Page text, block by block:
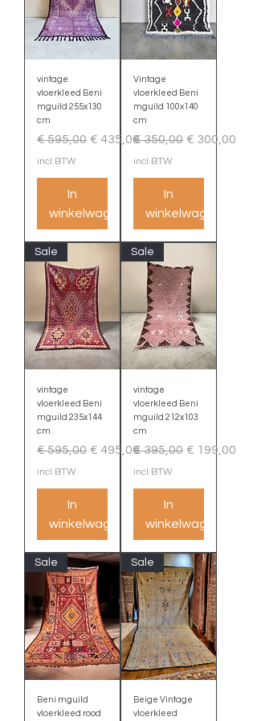
vintage
vloerkleed Beni
mguild 255x130
cm
Normale prijs
€ 595,00 Verkoopprijs
€ 435,00
incl.BTW
In
winkelwagen
Vintage
vloerkleed Beni
mguild 100x140
cm
Normale prijs
€ 350,00 Verkoopprijs
€ 300,00
incl.BTW
In
winkelwagen
Sale
vintage
vloerkleed Beni
mguild 235x144
cm
Normale prijs
€ 595,00 Verkoopprijs
€ 495,00
incl.BTW
In
winkelwagen
Sale
vintage
vloerkleed Beni
mguild 212x103
cm
Normale prijs
€ 395,00 Verkoopprijs
€ 199,00
incl.BTW
In
winkelwagen
Sale
Beni mguild
vloerkleed rood
Sale
Beige Vintage
vloerkleed